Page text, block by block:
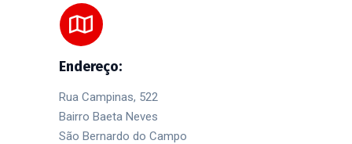
Endereço:
Rua Campinas, 522
Bairro Baeta Neves
São Bernardo do Campo